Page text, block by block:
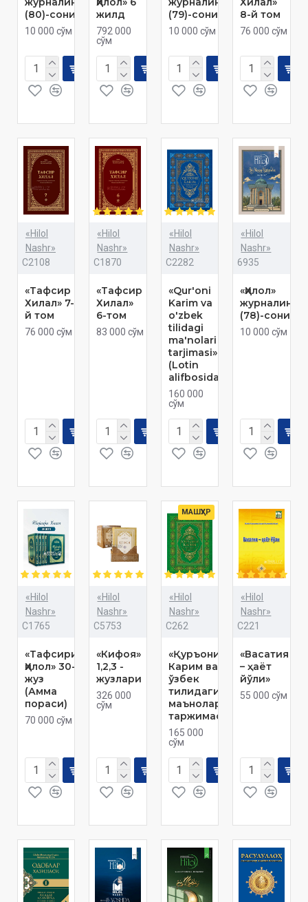
(80)-сони
10 000 сўм
жилд
792 000
сўм
(79)-сони
10 000 сўм
8-й том
76 000 сўм
«Hilol
Nashr»
C2108
«Тафсир
Хилал» 7-
й том
76 000 сўм
«Hilol
Nashr»
C1870
«Тафсир
Хилал»
6-том
83 000 сўм
«Hilol
Nashr»
C2282
«Qur'oni
Karim va
o'zbek
tilidagi
ma'nolari
tarjimasi»
(Lotin
alifbosida)
160 000
сўм
«Hilol
Nashr»
6935
«Ҳилол»
(78)-сони
10 000 сўм
«Hilol
Nashr»
C1765
«Тафсири
Ҳилол» 30-
жуз
(Амма
пораси)
70 000 сўм
«Hilol
Nashr»
C5753
«Кифоя»
1,2,3 -
жузлари
326 000
сўм
МАШҲУР
«Hilol
Nashr»
C262
«Қуръони
Карим ва
ўзбек
тилидаги
маънолар
таржимаси»
165 000
сўм
«Hilol
Nashr»
C221
«Васатия
– ҳаёт
йўли»
55 000 сўм